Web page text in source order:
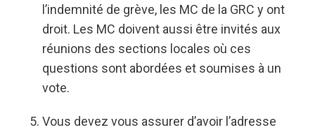
l’indemnité de grève, les MC de la GRC y ont
droit. Les MC doivent aussi être invités aux
réunions des sections locales où ces
questions sont abordées et soumises à un
vote.
Vous devez vous assurer d’avoir l’adresse